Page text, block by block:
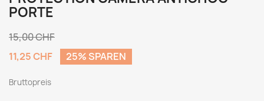
PORTE
15,00 CHF
11,25 CHF
25% SPAREN
Bruttopreis